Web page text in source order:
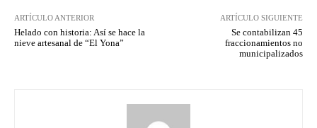
ARTÍCULO ANTERIOR
Helado con historia: Así se hace la
nieve artesanal de “El Yona”
ARTÍCULO SIGUIENTE
Se contabilizan 45
fraccionamientos no
municipalizados